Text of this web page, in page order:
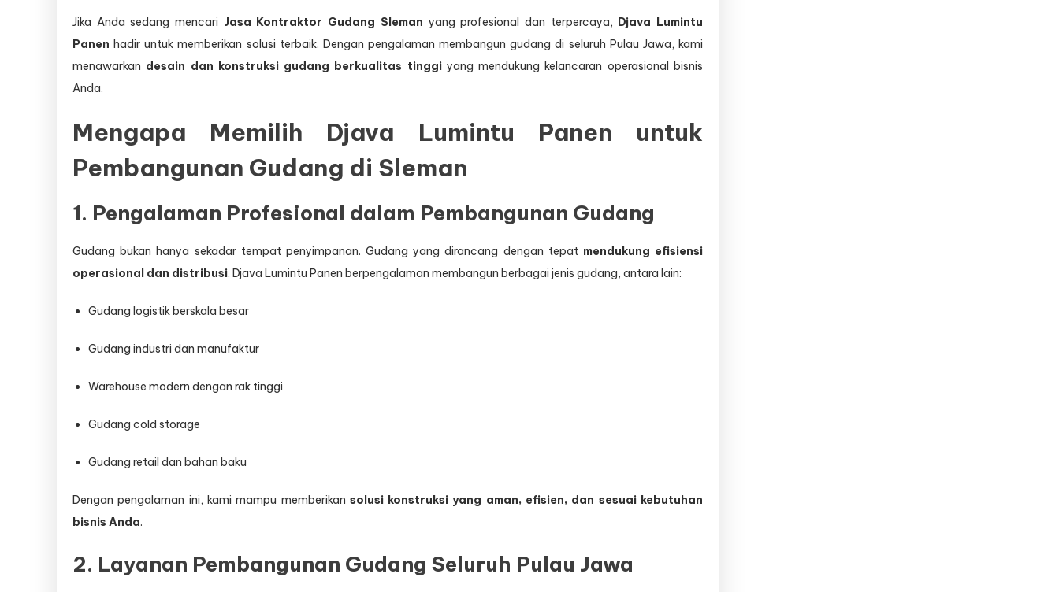
Jika Anda sedang mencari Jasa Kontraktor Gudang Sleman yang profesional dan terpercaya, Djava Lumintu
Panen hadir untuk memberikan solusi terbaik. Dengan pengalaman membangun gudang di seluruh Pulau Jawa, kami
menawarkan desain dan konstruksi gudang berkualitas tinggiyang mendukung kelancaran operasional bisnis
Anda.
Mengapa Memilih Djava Lumintu Panen untuk
Pembangunan Gudang di Sleman
1. Pengalaman Profesional dalam Pembangunan Gudang
Gudang bukan hanya sekadar tempat penyimpanan. Gudang yang dirancang dengan tepat mendukung efisiensi
operasional dan distribusi. Djava Lumintu Panen berpengalaman membangun berbagai jenis gudang, antara lain:
Gudang logistik berskala besar
Gudang industri dan manufaktur
Warehouse modern dengan rak tinggi
Gudang cold storage
Gudang retail dan bahan baku
Dengan pengalaman ini, kami mampu memberikan solusi konstruksi yang aman, efisien, dan sesuai kebutuhan
bisnis Anda.
2. Layanan Pembangunan Gudang Seluruh Pulau Jawa